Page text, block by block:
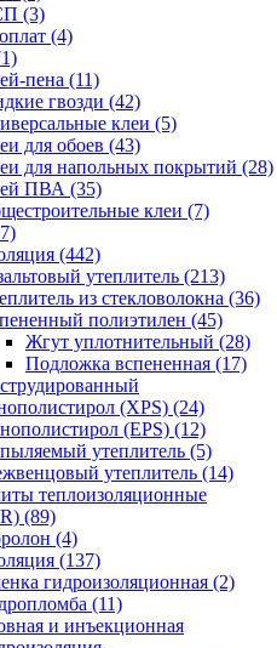
(3)
(4)
пена (11)
гвозди (42)
клеи (5)
для обоев (43)
для напольных покрытий (28)
ПВА (35)
клеи (7)
(442)
утеплитель (213)
из стекловолокна (36)
полиэтилен (45)
Жгут уплотнительный (28)
Подложка вспененная (17)
(XPS) (24)
(EPS) (12)
утеплитель (5)
утеплитель (14)
теплоизоляционные
(89)
(4)
(137)
гидроизоляционная (2)
(11)
и инъекционная